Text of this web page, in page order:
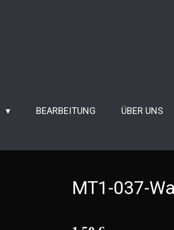
BEARBEITUNG ÜBER UNS
MT1-037-